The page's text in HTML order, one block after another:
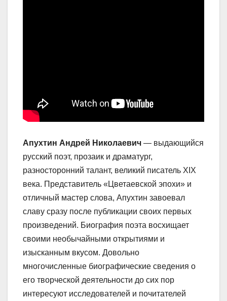
Апухтин Андрей Николаевич — выдающийся
русский поэт, прозаик и драматург,
разносторонний талант, великий писатель XIX
века. Представитель «Цветаевской эпохи» и
отличный мастер слова, Апухтин завоевал
славу сразу после публикации своих первых
произведений. Биография поэта восхищает
своими необычайными открытиями и
изысканным вкусом. Довольно
многочисленные биографические сведения о
его творческой деятельности до сих пор
интересуют исследователей и почитателей